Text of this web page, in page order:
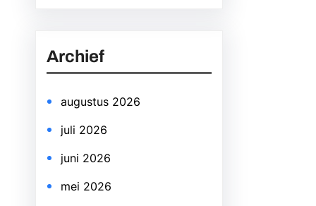
c
Archief
augustus 2026
juli 2026
juni 2026
mei 2026